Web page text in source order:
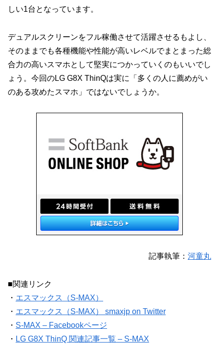
しい1台となっています。
デュアルスクリーンをフル稼働させて活躍させるもよし、
そのままでも各種機能や性能が高いレベルでまとまった総
合力の高いスマホとして堅実につかっていくのもいいでし
ょう。今回のLG G8X ThinQは実に「多くの人に薦めがい
のある攻めたスマホ」ではないでしょうか。
記事執筆： 河童丸
■関連リンク
・ エスマックス（S-MAX）
・ エスマックス（S-MAX） smaxjp on Twitter
・ S-MAX – Facebookページ
・ LG G8X ThinQ 関連記事一覧 – S-MAX